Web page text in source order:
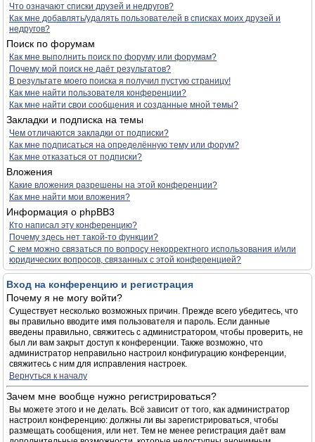
Что означают списки друзей и недругов?
Как мне добавлять/удалять пользователей в списках моих друзей и
недругов?
Поиск по форумам
Как мне выполнить поиск по форуму или форумам?
Почему мой поиск не даёт результатов?
В результате моего поиска я получил пустую страницу!
Как мне найти пользователя конференции?
Как мне найти свои сообщения и созданные мной темы?
Закладки и подписка на темы
Чем отличаются закладки от подписки?
Как мне подписаться на определённую тему или форум?
Как мне отказаться от подписки?
Вложения
Какие вложения разрешены на этой конференции?
Как мне найти мои вложения?
Информация о phpBB3
Кто написал эту конференцию?
Почему здесь нет такой-то функции?
С кем можно связаться по вопросу некорректного использования и/или
юридических вопросов, связанных с этой конференцией?
Вход на конференцию и регистрация
Почему я не могу войти?
Существует несколько возможных причин. Прежде всего убедитесь, что
вы правильно вводите имя пользователя и пароль. Если данные
введены правильно, свяжитесь с администратором, чтобы проверить, не
был ли вам закрыт доступ к конференции. Также возможно, что
администратор неправильно настроил конфигурацию конференции,
свяжитесь с ним для исправления настроек.
Вернуться к началу
Зачем мне вообще нужно регистрироваться?
Вы можете этого и не делать. Всё зависит от того, как администратор
настроил конференцию: должны ли вы зарегистрироваться, чтобы
размещать сообщения, или нет. Тем не менее регистрация даёт вам